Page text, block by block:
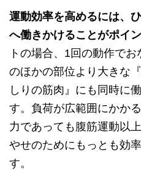
運動効率を高めるには、
へ働きかけることがポイ
トの場合、1回の動作で
のほかの部位より大きな
しりの筋肉』にも同時に
す。負荷が広範囲にかか
力であっても腹筋運動以
やせのためにもっとも効
す。